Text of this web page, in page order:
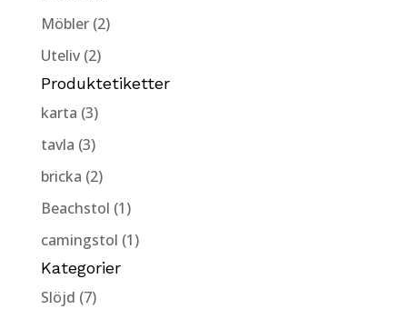
Möbler (2)
Uteliv (2)
Produktetiketter
karta (3)
tavla (3)
bricka (2)
Beachstol (1)
camingstol (1)
Kategorier
Slöjd (7)